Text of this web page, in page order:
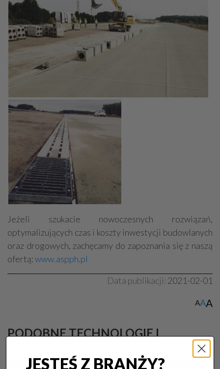
Jeżeli szukacie nowoczesnych rozwiązań,
optymalizujących czas i koszty inwestycji budowlanych
oraz drogowych, zachęcamy do zapoznania się z naszą
ofertą:www.aspph.pl
Data publikacji: 2021-02-01
AAA
PODOBNE TECHNOLOGIE I
JESTEŚ Z BRANŻY?